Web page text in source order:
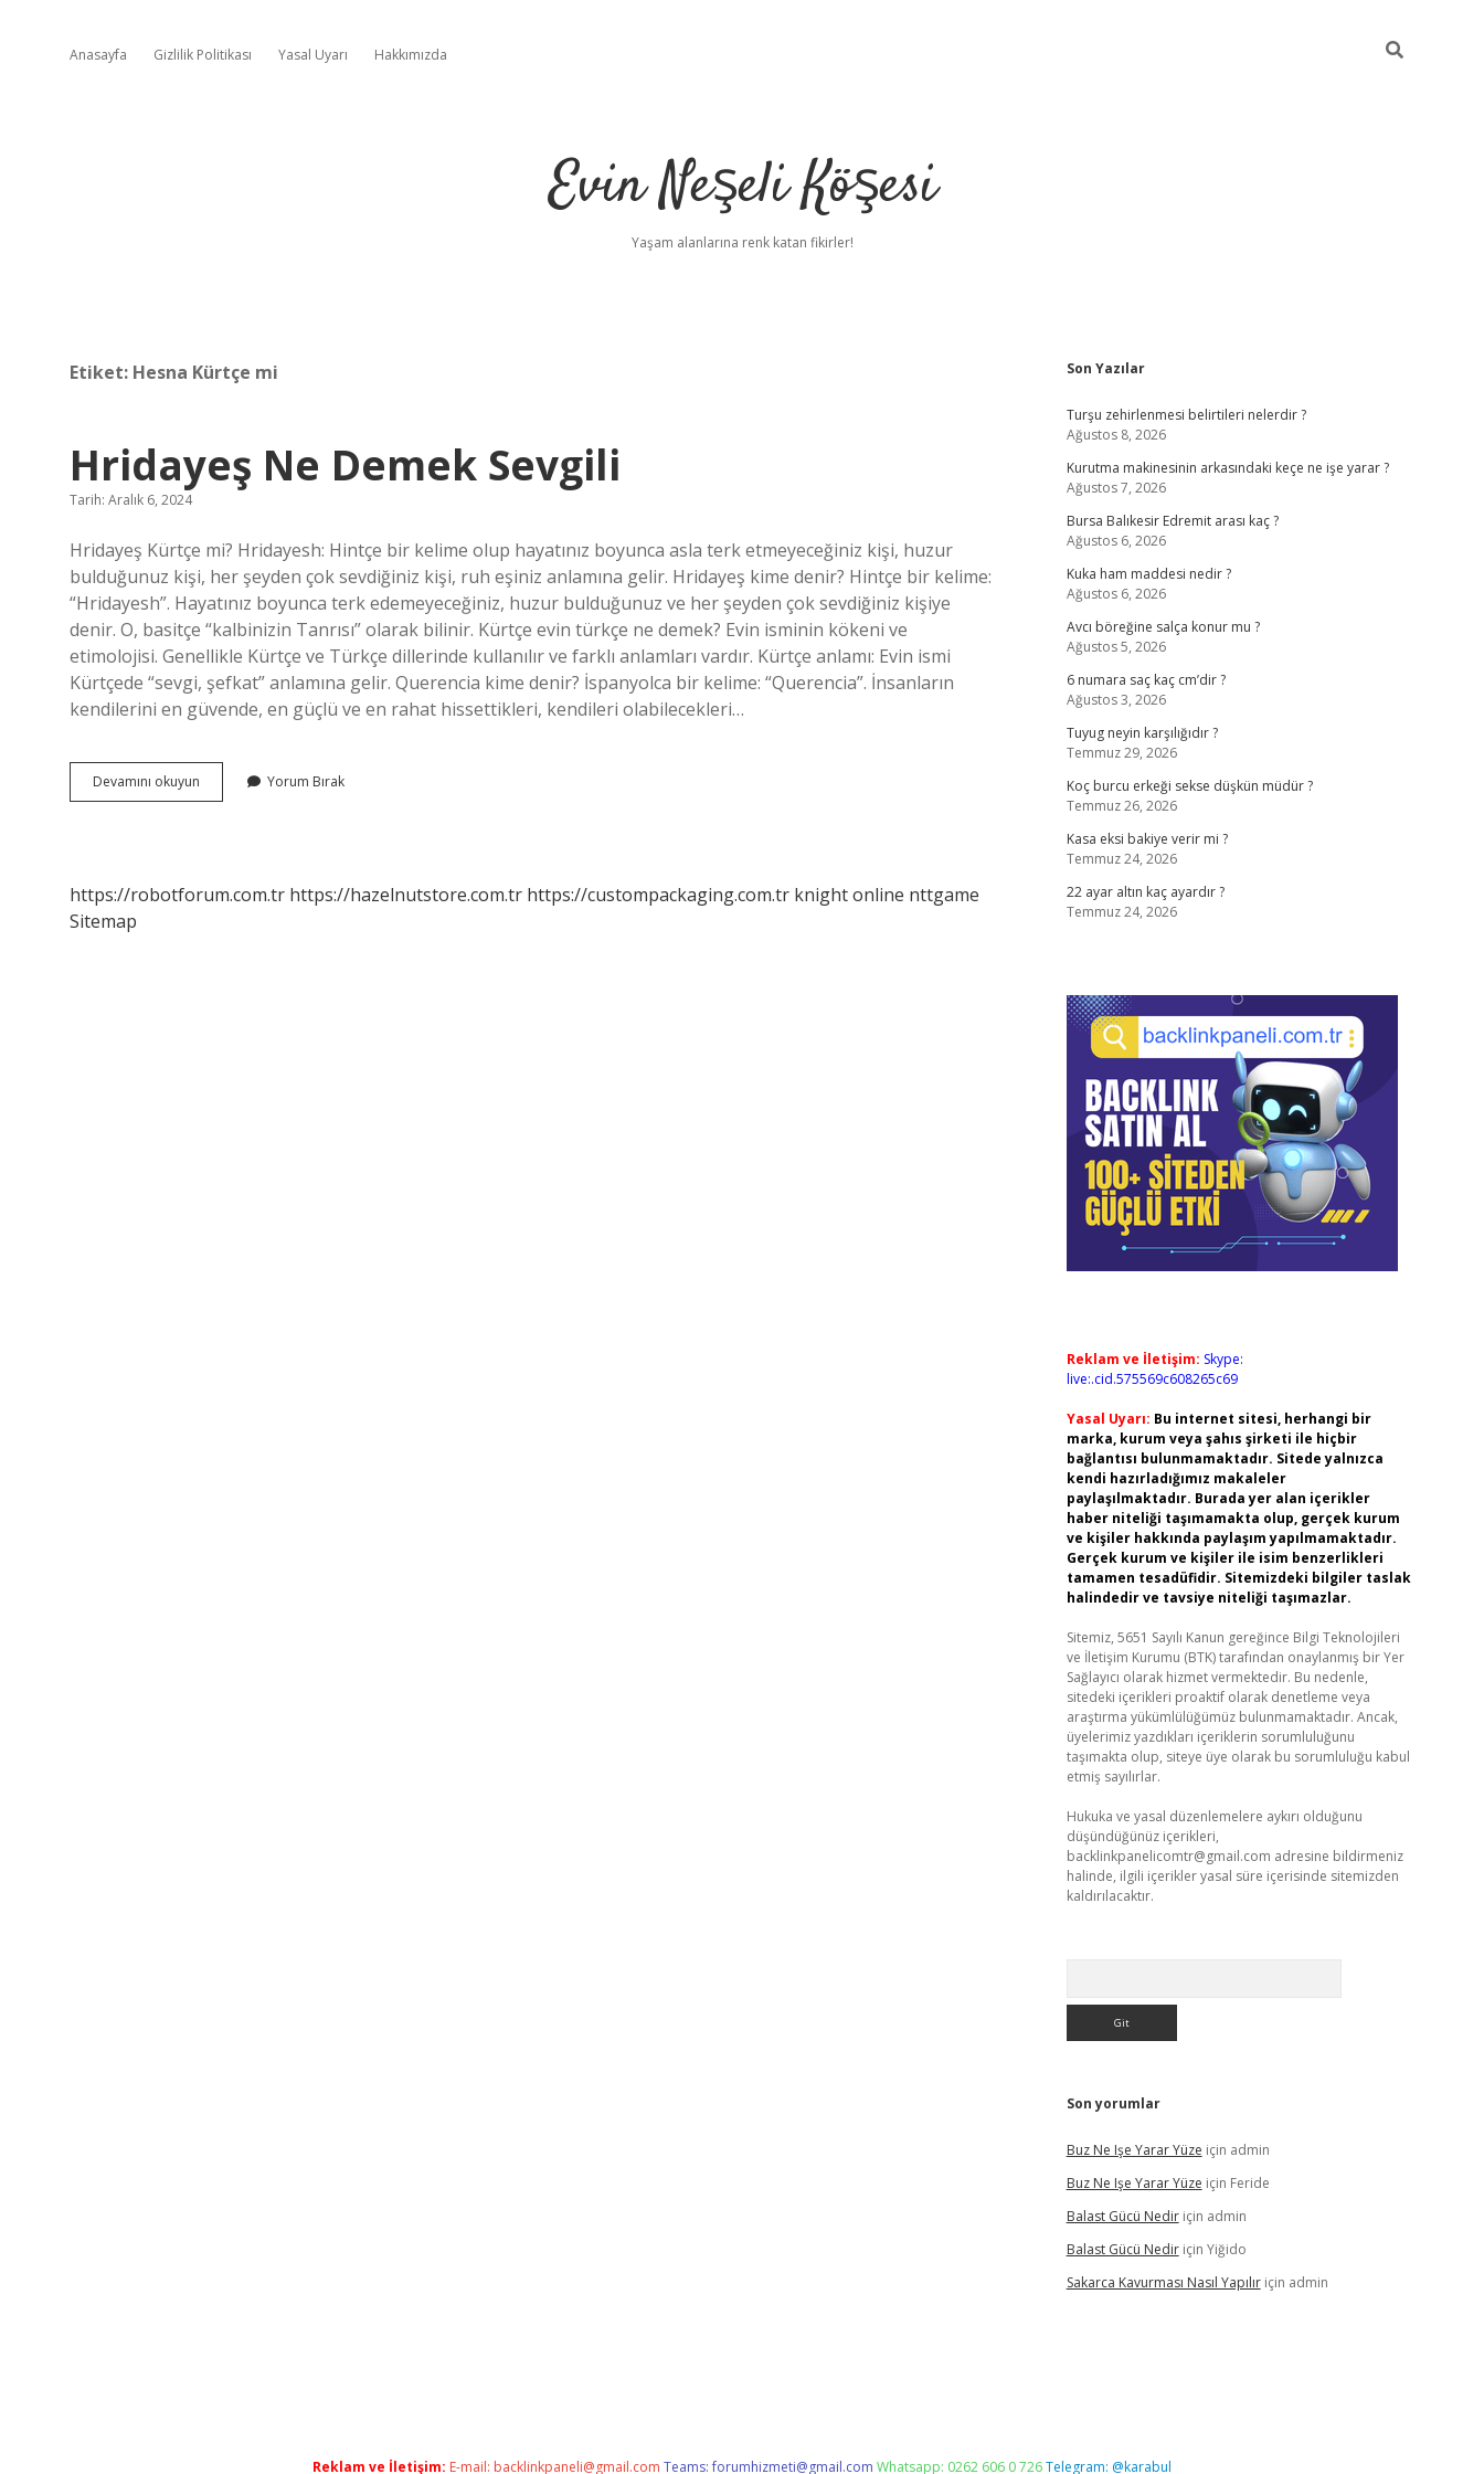
Anasayfa Gizlilik Politikası Yasal Uyarı Hakkımızda
Evin Neşeli Köşesi
Yaşam alanlarına renk katan fikirler!
Etiket: Hesna Kürtçe mi
Hridayeş Ne Demek Sevgili
Tarih: Aralık 6, 2024
Hridayeş Kürtçe mi? Hridayesh: Hintçe bir kelime olup hayatınız boyunca asla terk etmeyeceğiniz kişi, huzur
bulduğunuz kişi, her şeyden çok sevdiğiniz kişi, ruh eşiniz anlamına gelir. Hridayeş kime denir? Hintçe bir kelime:
“Hridayesh”. Hayatınız boyunca terk edemeyeceğiniz, huzur bulduğunuz ve her şeyden çok sevdiğiniz kişiye
denir. O, basitçe “kalbinizin Tanrısı” olarak bilinir. Kürtçe evin türkçe ne demek? Evin isminin kökeni ve
etimolojisi. Genellikle Kürtçe ve Türkçe dillerinde kullanılır ve farklı anlamları vardır. Kürtçe anlamı: Evin ismi
Kürtçede “sevgi, şefkat” anlamına gelir. Querencia kime denir? İspanyolca bir kelime: “Querencia”. İnsanların
kendilerini en güvende, en güçlü ve en rahat hissettikleri, kendileri olabilecekleri…
Devamını okuyun Hridayeş
Ne
Yorum Bırak
https://robotforum.com.tr https://hazelnutstore.com.tr https://custompackaging.com.tr knight online nttgame
Sitemap
Sidebar
Son Yazılar
Turşu zehirlenmesi belirtileri nelerdir ?
Ağustos 8, 2026
Kurutma makinesinin arkasındaki keçe ne işe yarar ?
Ağustos 7, 2026
Bursa Balıkesir Edremit arası kaç ?
Ağustos 6, 2026
Kuka ham maddesi nedir ?
Ağustos 6, 2026
Avcı böreğine salça konur mu ?
Ağustos 5, 2026
6 numara saç kaç cm’dir ?
Ağustos 3, 2026
Tuyug neyin karşılığıdır ?
Temmuz 29, 2026
Koç burcu erkeği sekse düşkün müdür ?
Temmuz 26, 2026
Kasa eksi bakiye verir mi ?
Temmuz 24, 2026
22 ayar altın kaç ayardır ?
Temmuz 24, 2026
Reklam ve İletişim: Skype:
live:.cid.575569c608265c69
Yasal Uyarı: Bu internet sitesi, herhangi bir
marka, kurum veya şahıs şirketi ile hiçbir
bağlantısı bulunmamaktadır. Sitede yalnızca
kendi hazırladığımız makaleler
paylaşılmaktadır. Burada yer alan içerikler
haber niteliği taşımamakta olup, gerçek kurum
ve kişiler hakkında paylaşım yapılmamaktadır.
Gerçek kurum ve kişiler ile isim benzerlikleri
tamamen tesadüfidir. Sitemizdeki bilgiler taslak
halindedir ve tavsiye niteliği taşımazlar.
Sitemiz, 5651 Sayılı Kanun gereğince Bilgi Teknolojileri
ve İletişim Kurumu (BTK) tarafından onaylanmış bir Yer
Sağlayıcı olarak hizmet vermektedir. Bu nedenle,
sitedeki içerikleri proaktif olarak denetleme veya
araştırma yükümlülüğümüz bulunmamaktadır. Ancak,
üyelerimiz yazdıkları içeriklerin sorumluluğunu
taşımakta olup, siteye üye olarak bu sorumluluğu kabul
etmiş sayılırlar.
Hukuka ve yasal düzenlemelere aykırı olduğunu
düşündüğünüz içerikleri,
backlinkpanelicomtr@gmail.com adresine bildirmeniz
halinde, ilgili içerikler yasal süre içerisinde sitemizden
kaldırılacaktır.
Son yorumlar
Buz Ne Işe Yarar Yüze için admin
Buz Ne Işe Yarar Yüze için Feride
Balast Gücü Nediriçin admin
Balast Gücü Nediriçin Yiğido
Sakarca Kavurması Nasıl Yapılıriçin admin
Reklam ve İletişim: E-mail: backlinkpaneli@gmail.com Teams:forumhizmeti@gmail.com Whatsapp: 0262 606 0 726Telegram: @karabul